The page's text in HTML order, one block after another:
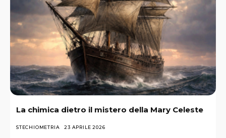
La chimica dietro il mistero della Mary Celeste
STECHIOMETRIA 23 APRILE 2026